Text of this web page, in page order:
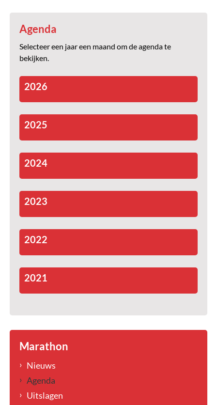
Agenda
Selecteer een jaar een maand om de agenda te
bekijken.
2026
2025
2024
2023
2022
2021
Marathon
Nieuws
Agenda
Uitslagen